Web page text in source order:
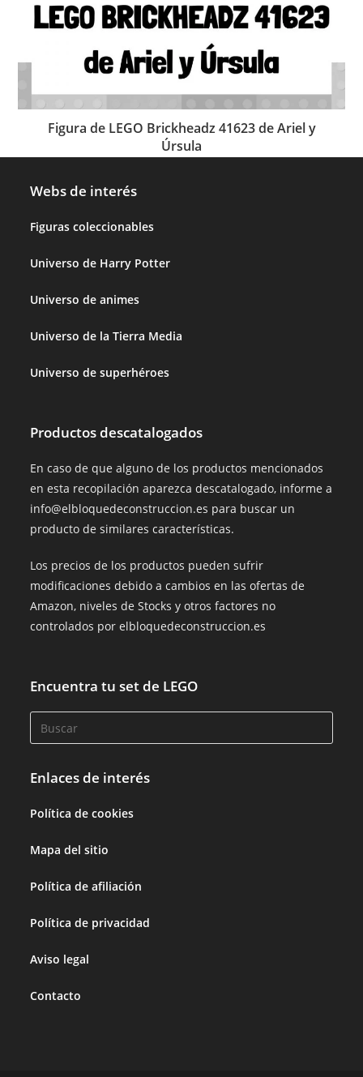
Figura de LEGO Brickheadz 41623 de Ariel y
Úrsula
Webs de interés
Figuras coleccionables
Universo de Harry Potter
Universo de animes
Universo de la Tierra Media
Universo de superhéroes
Productos descatalogados
En caso de que alguno de los productos mencionados
en esta recopilación aparezca descatalogado, informe a
info@elbloquedeconstruccion.es para buscar un
producto de similares características.
Los precios de los productos pueden sufrir
modificaciones debido a cambios en las ofertas de
Amazon, niveles de Stocks y otros factores no
controlados por elbloquedeconstruccion.es
Encuentra tu set de LEGO
Enlaces de interés
Política de cookies
Mapa del sitio
Política de afiliación
Política de privacidad
Aviso legal
Contacto